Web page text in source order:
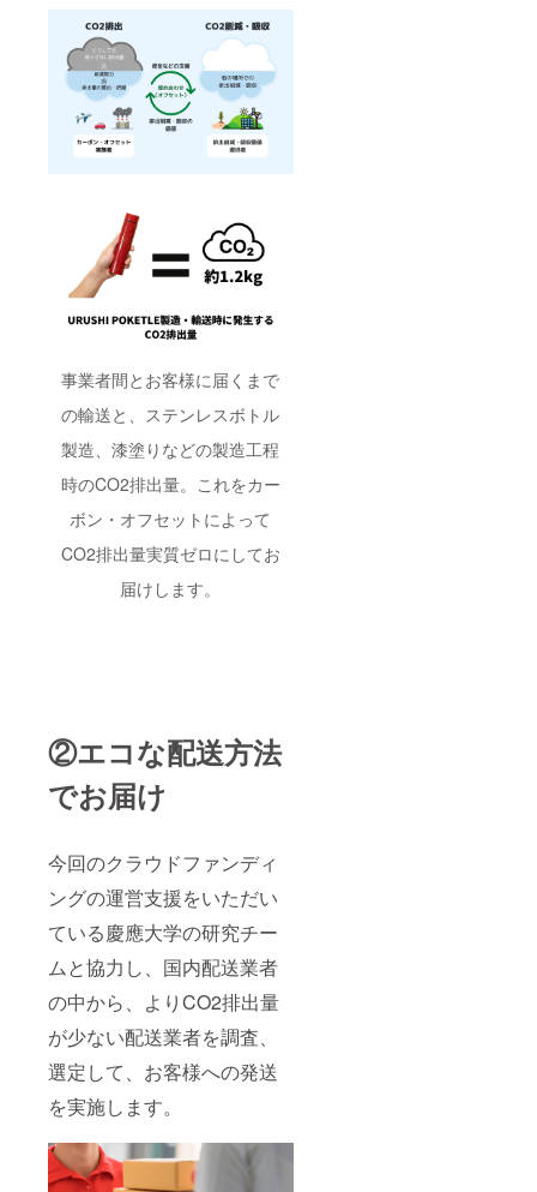
事業者間とお客様に届くまで
の輸送と、ステンレスボトル
製造、漆塗りなどの製造工程
時のCO2排出量。これをカー
ボン・オフセットによって
CO2排出量実質ゼロにしてお
届けします。
②エコな配送方法
でお届け
今回のクラウドファンディ
ングの運営支援をいただい
ている慶應大学の研究チー
ムと協力し、国内配送業者
の中から、よりCO2排出量
が少ない配送業者を調査、
選定して、お客様への発送
を実施します。